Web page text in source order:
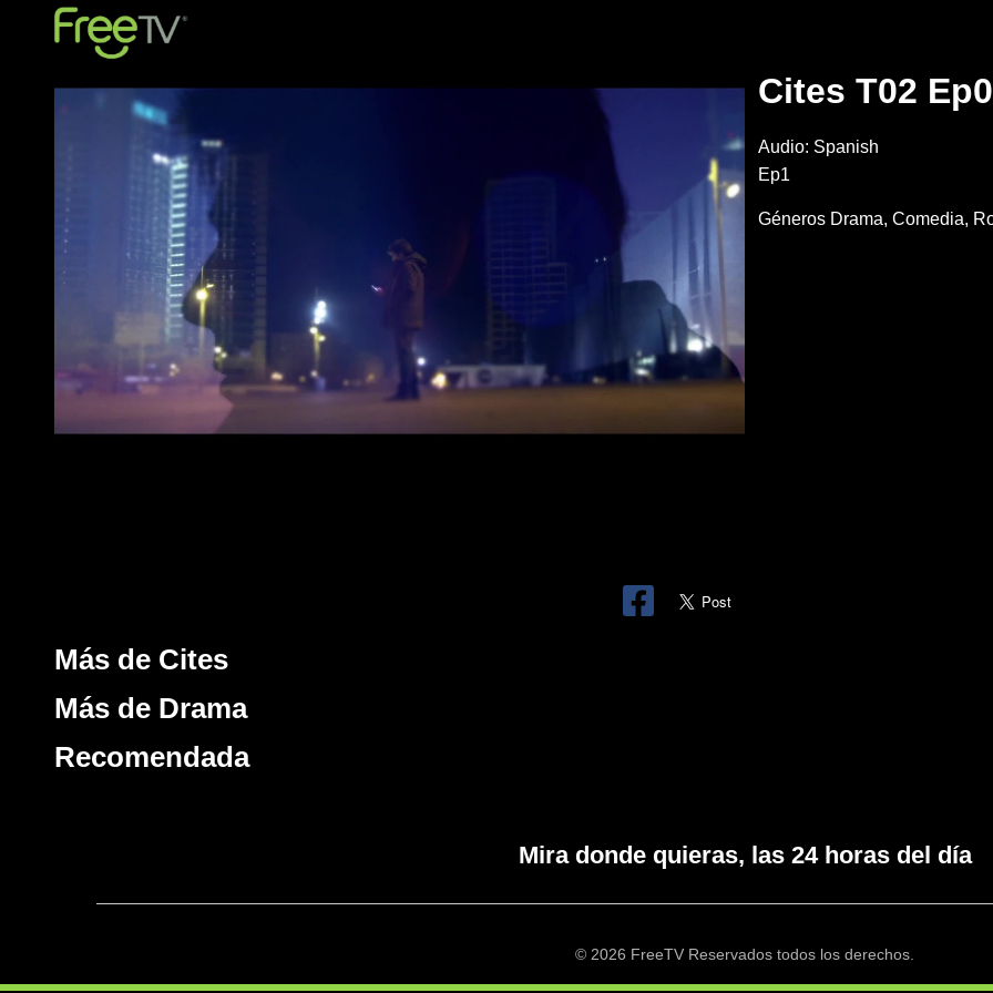
Cites T02
Audio: Spanish
Ep1
Géneros Drama Comedia
Más de Cites
Más de Drama
Recomendada
Mira donde quieras, las 24 horas del día
© 2026 FreeTV Reservados todos los derechos.